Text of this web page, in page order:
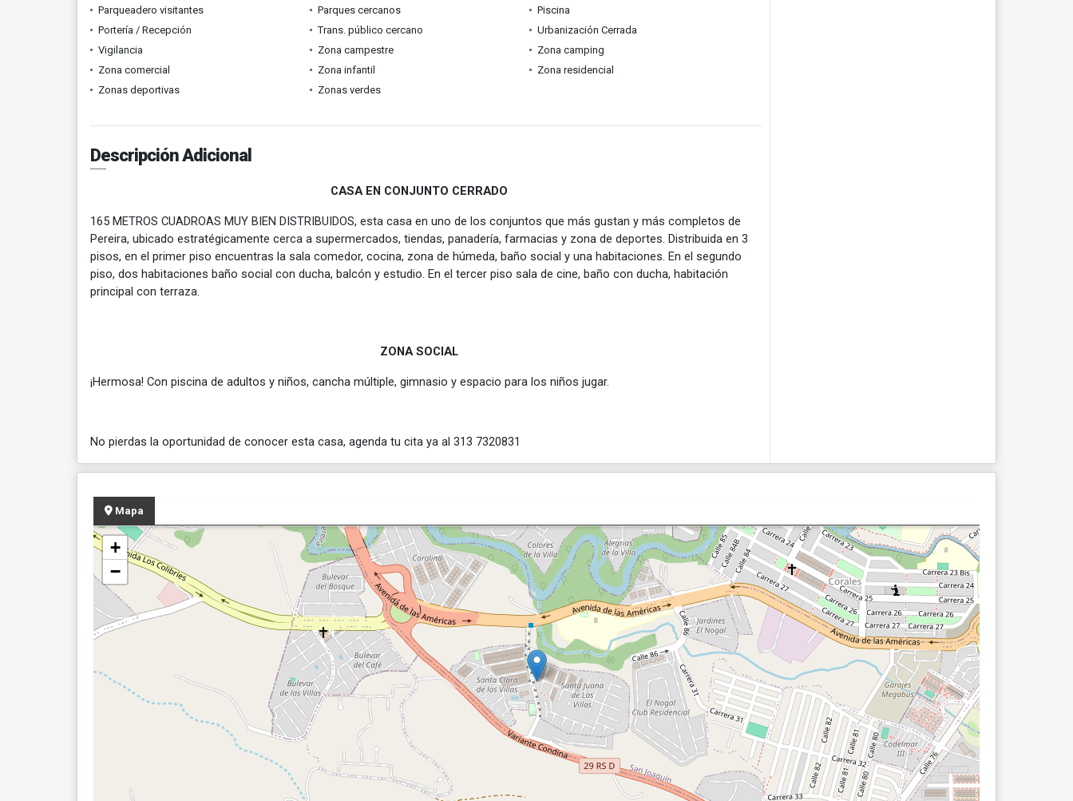
Parqueadero visitantes
Parques cercanos
Piscina
Portería / Recepción
Trans. público cercano
Urbanización Cerrada
Vigilancia
Zona campestre
Zona camping
Zona comercial
Zona infantil
Zona residencial
Zonas deportivas
Zonas verdes
Descripción Adicional
CASA EN CONJUNTO CERRADO
165 METROS CUADROAS MUY BIEN DISTRIBUIDOS, esta casa en uno de los conjuntos que más gustan y más completos de
Pereira, ubicado estratégicamente cerca a supermercados, tiendas, panadería, farmacias y zona de deportes. Distribuida en 3
pisos, en el primer piso encuentras la sala comedor, cocina, zona de húmeda, baño social y una habitaciones. En el segundo
piso, dos habitaciones baño social con ducha, balcón y estudio. En el tercer piso sala de cine, baño con ducha, habitación
principal con terraza.
ZONA SOCIAL
¡Hermosa! Con piscina de adultos y niños, cancha múltiple, gimnasio y espacio para los niños jugar.
No pierdas la oportunidad de conocer esta casa, agenda tu cita ya al 313 7320831
Mapa
+
−